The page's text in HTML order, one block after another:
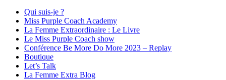
Qui suis-je ?
Miss Purple Coach Academy
La Femme Extraordinaire : Le Livre
Le Miss Purple Coach show
Conférence Be More Do More 2023 – Replay
Boutique
Let’s Talk
La Femme Extra Blog